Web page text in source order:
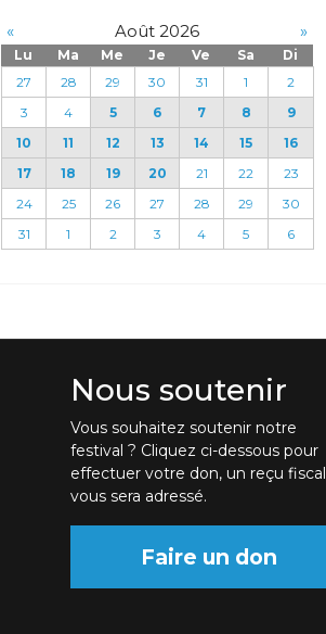
« Août 2026 »
Lu Ma Me Je Ve Sa
Di
27
28 29 30 31 1
2
3
4 5 6 7 8
9
10
11 12 13 14 15
16
17
18 19 20 21 22
23
24
25 26 27 28 29
30
31
1 2 3 4 5 6
Nous soutenir
Vous souhaitez soutenir notre
festival ? Cliquez ci-dessous pour
effectuer votre don, un reçu fiscal
vous sera adressé.
Faire un don